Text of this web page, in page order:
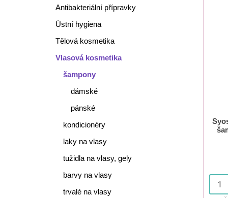
Antibakteriální přípravky
Ústní hygiena
Tělová kosmetika
Vlasová kosmetika
šampony
dámské
pánské
kondicionéry
laky na vlasy
tužidla na vlasy, gely
barvy na vlasy
trvalé na vlasy